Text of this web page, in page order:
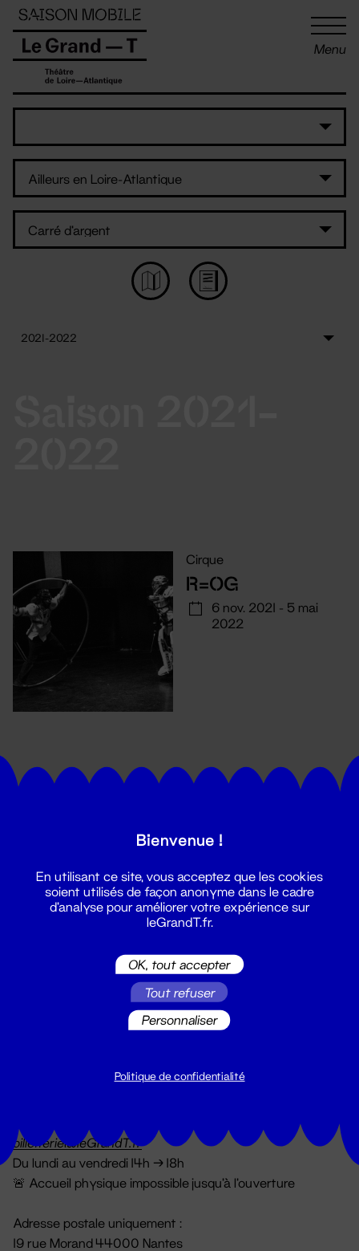
Menu
Cirque
R=OG
6 nov. 2021 - 5 mai
2022
Grand T :
billetterie@leGrandT.fr
Du lundi au vendredi 14h → 18h
🚨 Accueil physique impossible jusqu'à l'ouverture
Adresse postale uniquement :
19 rue Morand 44000 Nantes
Panneau de gestion des cookies
Bienvenue !
En utilisant ce site, vous acceptez que les cookies
soient utilisés de façon anonyme dans le cadre
d'analyse pour améliorer votre expérience sur
leGrandT.fr.
OK, tout accepter
Tout refuser
Personnaliser
Politique de confidentialité